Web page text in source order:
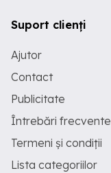
Suport clienți
Ajutor
Contact
Publicitate
Întrebări frecvente
Termeni și condiții
Lista categoriilor